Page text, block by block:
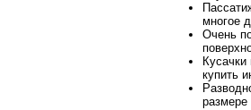
многое
Очень
купить
размере